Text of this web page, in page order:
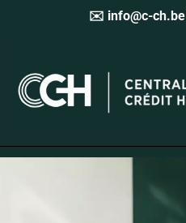
✉️ info@c-ch.be
main